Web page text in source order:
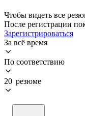
Чтобы видеть все
После регистрации
Зарегистрироваться
За всё время
По соответствию
20 резюме